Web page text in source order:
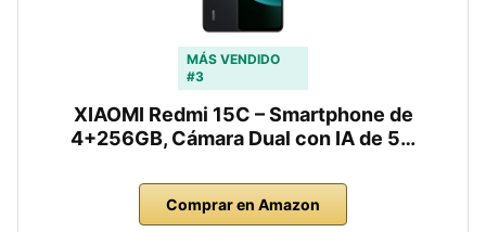
MÁS VENDIDO
#3
XIAOMI Redmi 15C – Smartphone de
4+256GB, Cámara Dual con IA de 5…
Comprar en Amazon